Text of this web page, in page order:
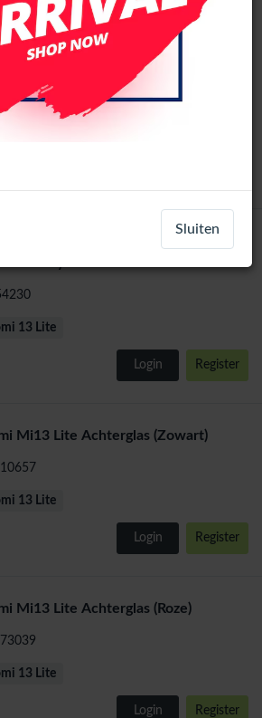
13 Lite Origineel LCD Scherm
Frame (Alle kleuren)
13 Lite
Login Register
Mi13 Lite Achterglas (Zowart)
13 Lite
Login Register
Mi13 Lite Achterglas (Roze)
13 Lite
Login Register
Sluiten